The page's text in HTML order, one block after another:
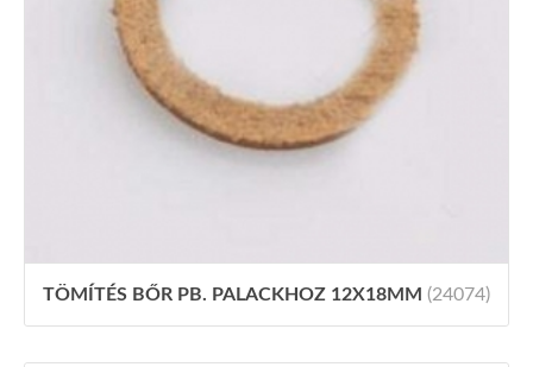
TÖMÍTÉS BŐR PB. PALACKHOZ 12X18MM (24074)